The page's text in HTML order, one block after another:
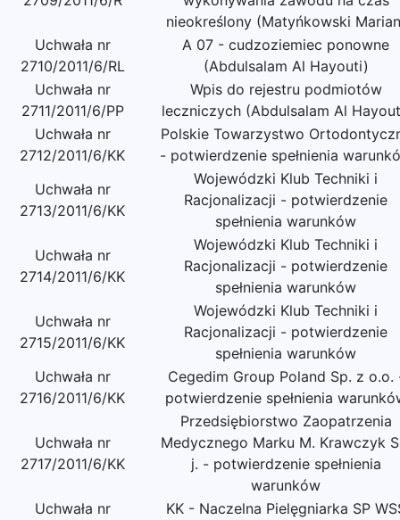
nieokreślony (Matyńkowski
Uchwała nr
2710/2011/6/RL
A 07 - cudzoziemiec ponowne
(Abdulsalam Al Hayouti)
Uchwała nr
2711/2011/6/PP
Wpis do rejestru podmiotów
leczniczych (Abdulsalam Al
Uchwała nr
2712/2011/6/KK
Polskie Towarzystwo
- potwierdzenie spełnienia
Uchwała nr
2713/2011/6/KK
Wojewódzki Klub Techniki i
Racjonalizacji - potwierdzenie
spełnienia warunków
Uchwała nr
2714/2011/6/KK
Wojewódzki Klub Techniki i
Racjonalizacji - potwierdzenie
spełnienia warunków
Uchwała nr
2715/2011/6/KK
Wojewódzki Klub Techniki i
Racjonalizacji - potwierdzenie
spełnienia warunków
Uchwała nr
2716/2011/6/KK
Cegedim Group Poland Sp. z o.o.
potwierdzenie spełnienia
Uchwała nr
2717/2011/6/KK
Przedsiębiorstwo Zaopatrzenia
Medycznego Marku M. Krawczyk
j. - potwierdzenie spełnienia
warunków
Uchwała nr
KK - Naczelna Pielęgniarka SP